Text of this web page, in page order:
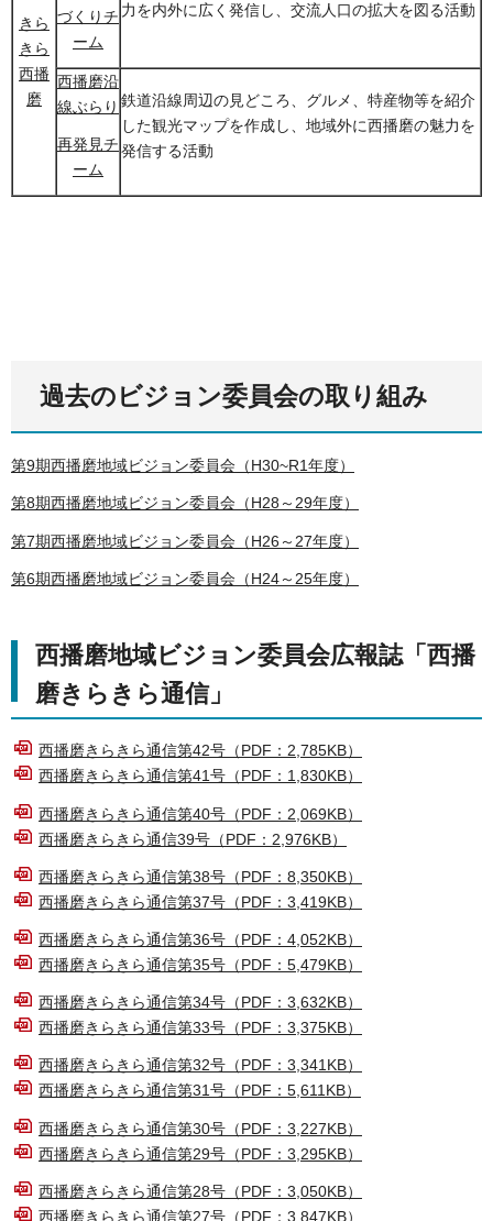
きら
きら
西播
磨
づくりチ
ーム
力を内外に広く発信し、交流人口の拡大を図る活動
西播磨沿
線ぶらり
再発見チ
ーム
鉄道沿線周辺の見どころ、グルメ、特産物等を紹介
した観光マップを作成し、地域外に西播磨の魅力を
発信する活動
過去のビジョン委員会の取り組み
第9期西播磨地域ビジョン委員会（H30~R1年度）
第8期西播磨地域ビジョン委員会（H28～29年度）
第7期西播磨地域ビジョン委員会（H26～27年度）
第6期西播磨地域ビジョン委員会（H24～25年度）
西播磨地域ビジョン委員会広報誌「西播
磨きらきら通信」
西播磨きらきら通信第42号（PDF：2,785KB）
西播磨きらきら通信第41号（PDF：1,830KB）
西播磨きらきら通信第40号（PDF：2,069KB）
西播磨きらきら通信39号（PDF：2,976KB）
西播磨きらきら通信第38号（PDF：8,350KB）
西播磨きらきら通信第37号（PDF：3,419KB）
西播磨きらきら通信第36号（PDF：4,052KB）
西播磨きらきら通信第35号（PDF：5,479KB）
西播磨きらきら通信第34号（PDF：3,632KB）
西播磨きらきら通信第33号（PDF：3,375KB）
西播磨きらきら通信第32号（PDF：3,341KB）
西播磨きらきら通信第31号（PDF：5,611KB）
西播磨きらきら通信第30号（PDF：3,227KB）
西播磨きらきら通信第29号（PDF：3,295KB）
西播磨きらきら通信第28号（PDF：3,050KB）
西播磨きらきら通信第27号（PDF：3,847KB）